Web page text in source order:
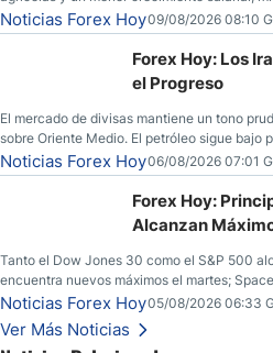
Noticias Forex Hoy09/08/2026 08:10
Forex Hoy: Los
el Progreso
El mercado de divisas mantiene un tono
sobre Oriente Medio. El petróleo sigue bajo
y los operadores esperan nuevas
Unidos.
Noticias Forex Hoy06/08/2026 07:01
Forex Hoy:
Alcanzan
Tanto el Dow Jones 30 como el S&P 500
encuentra nuevos máximos el martes;
llamadas de ganancias; el petróleo crudo
esperanzas; el dólar estadounidense
yen; el peso mexicano ve un repunte a
Noticias Forex Hoy05/08/2026 06:33
Ver Más Noticias